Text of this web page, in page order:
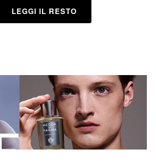
LEGGI IL RESTO